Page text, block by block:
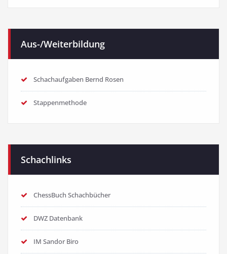
Aus-/Weiterbildung
Schachaufgaben Bernd Rosen
Stappenmethode
Schachlinks
ChessBuch Schachbücher
DWZ Datenbank
IM Sandor Biro